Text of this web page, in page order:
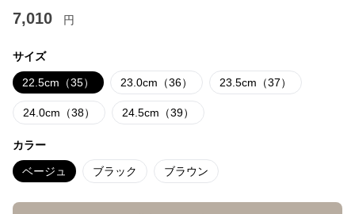
7,010 円
サイズ
22.5cm（35） 23.0cm（36） 23.5cm（37）
24.0cm（38） 24.5cm（39）
カラー
ベージュ ブラック ブラウン